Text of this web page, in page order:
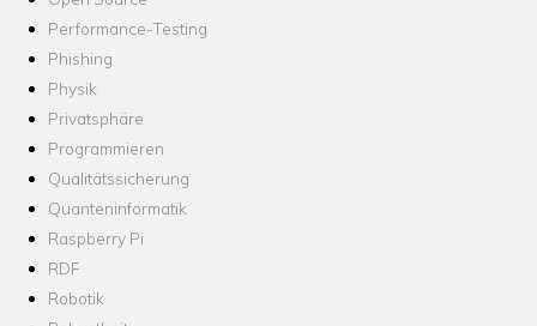
Performance-Testing
Phishing
Physik
Privatsphäre
Programmieren
Qualitätssicherung
Quanteninformatik
Raspberry Pi
RDF
Robotik